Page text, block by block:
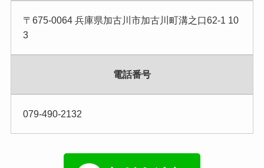
〒675-0064 兵庫県加古川市加古川町溝之口62-1 10
3
電話番号
079-490-2132